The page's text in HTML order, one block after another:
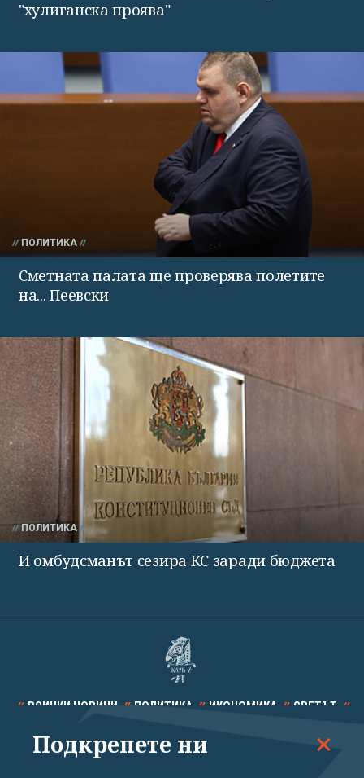
"хулиганска проява"
ПОЛИТИКА
Сметната палата ще проверява полетите
на... Пеевски
ПОЛИТИКА
И омбудсманът сезира КС заради бюджета
ВСИЧКИ НОВИНИ ПОЛИТИКА ИКОНОМИКА СВЕТЪТ
СПОРТ КУЛТУРА ТЕХНОЛОГИИ КАЛЕЙДОСКОП
Подкрепете ни